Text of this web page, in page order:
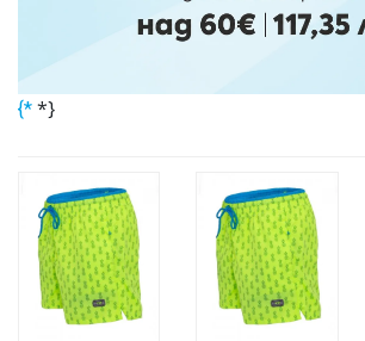
{* *}